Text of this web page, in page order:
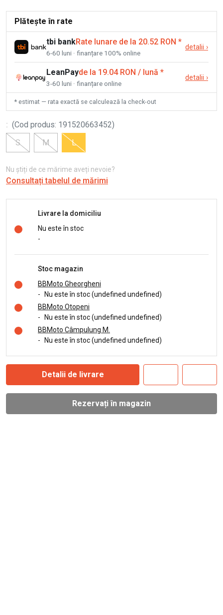
Plătește în rate
tbi bankRate lunare de la 20.52 RON *
6-60 luni · finanțare 100% online
detalii ›
LeanPayde la 19.04 RON / lună *
3-60 luni · finanțare online
detalii ›
* estimat — rata exactă se calculează la check-out
: (Cod produs: 191520663452)
S
M L
Nu știți de ce mărime aveți nevoie?
Consultați tabelul de mărimi
Livrare la domiciliu
Nu este în stoc
-
Stoc magazin
BBMoto Gheorgheni
-
Nu este în stoc (undefined undefined)
BBMoto Otopeni
-
Nu este în stoc (undefined undefined)
BBMoto Câmpulung M.
-
Nu este în stoc (undefined undefined)
Detalii de livrare
Rezervați în magazin